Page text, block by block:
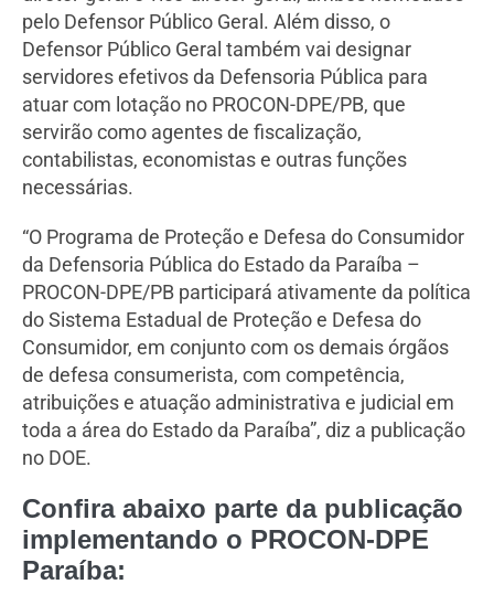
pelo Defensor Público Geral. Além disso, o
Defensor Público Geral também vai designar
servidores efetivos da Defensoria Pública para
atuar com lotação no PROCON-DPE/PB, que
servirão como agentes de fiscalização,
contabilistas, economistas e outras funções
necessárias.
“O Programa de Proteção e Defesa do Consumidor
da Defensoria Pública do Estado da Paraíba –
PROCON-DPE/PB participará ativamente da política
do Sistema Estadual de Proteção e Defesa do
Consumidor, em conjunto com os demais órgãos
de defesa consumerista, com competência,
atribuições e atuação administrativa e judicial em
toda a área do Estado da Paraíba”, diz a publicação
no DOE.
Confira abaixo parte da publicação
implementando o PROCON-DPE
Paraíba: